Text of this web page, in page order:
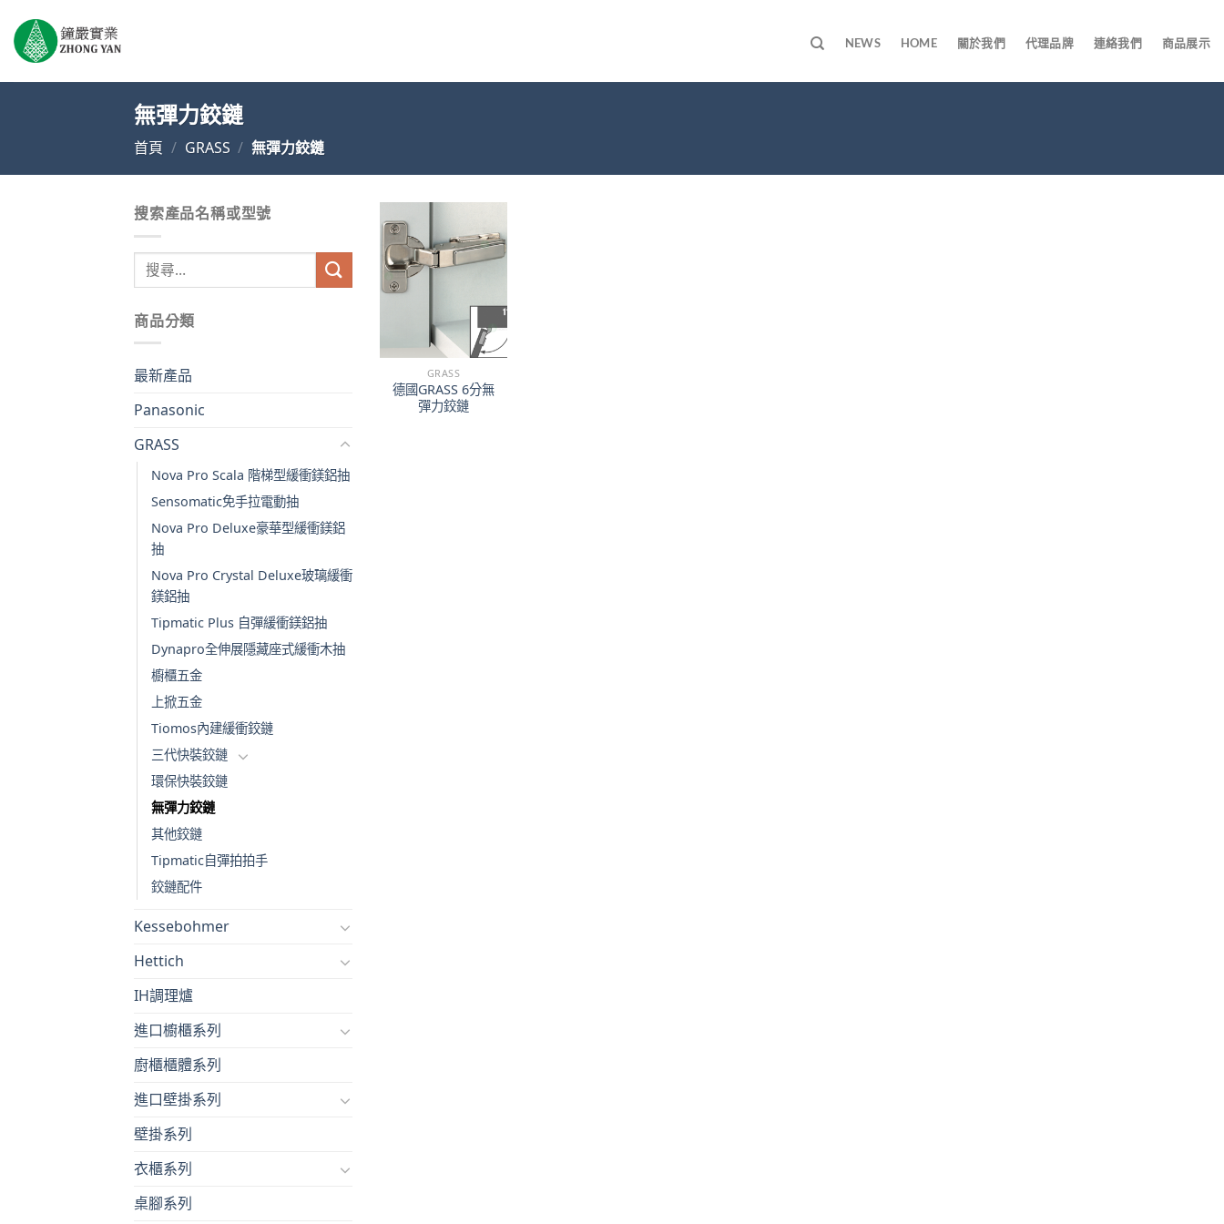
content
NEWS HOME 關於我們 代理品牌 連絡我們 商品展示
無彈力鉸鏈
首頁 / GRASS / 無彈力鉸鏈
搜索產品名稱或型號
鍵
字:
商品分類
最新產品
Panasonic
GRASS
Nova Pro Scala 階梯型緩衝鎂鋁抽
Sensomatic免手拉電動抽
Nova Pro Deluxe豪華型緩衝鎂鋁
抽
Nova Pro Crystal Deluxe玻璃緩衝
鎂鋁抽
Tipmatic Plus 自彈緩衝鎂鋁抽
Dynapro全伸展隱藏座式緩衝木抽
櫥櫃五金
上掀五金
Tiomos內建緩衝鉸鏈
三代快裝鉸鏈
環保快裝鉸鏈
無彈力鉸鏈
其他鉸鏈
Tipmatic自彈拍拍手
鉸鏈配件
Kessebohmer
Hettich
IH調理爐
進口櫥櫃系列
廚櫃櫃體系列
進口壁掛系列
壁掛系列
衣櫃系列
桌腳系列
GRASS
德國GRASS 6分無
彈力鉸鏈